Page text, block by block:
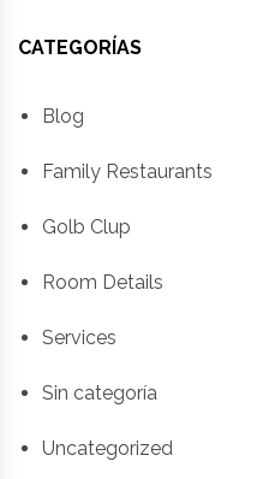
CATEGORÍAS
Blog
Family Restaurants
Golb Clup
Room Details
Services
Sin categoría
Uncategorized